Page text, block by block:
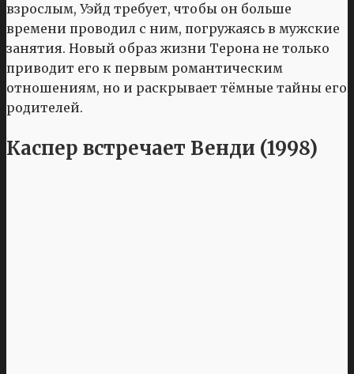
взрослым, Уэйд требует, чтобы он больше
времени проводил с ним, погружаясь в мужские
занятия. Новый образ жизни Терона не только
приводит его к первым романтическим
отношениям, но и раскрывает тёмные тайны его
родителей.
Каспер встречает Венди (1998)